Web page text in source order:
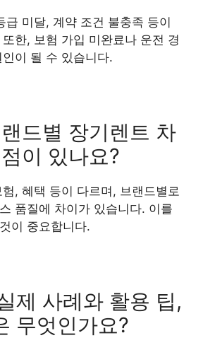
급 미달, 계약 조건 불충족 등이
한, 보험 가입 미완료나 운전 경
이 될 수 있습니다.
드별 장기렌트 차
이 있나요?
, 혜택 등이 다르며, 브랜드별로
품질에 차이가 있습니다. 이를
이 중요합니다.
제 사례와 활용 팁,
무엇인가요?